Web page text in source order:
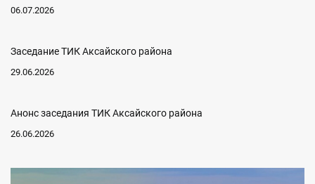
06.07.2026
Заседание ТИК Аксайского района
29.06.2026
Анонс заседания ТИК Аксайского района
26.06.2026